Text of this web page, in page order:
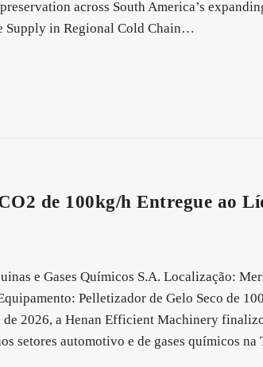
across South America’s
Supply in Regional Cold Chain…
de 100kg/h Entregue ao
e Gases Químicos S.A. Localização:
Pelletizador de Gelo Seco de
de 2026, a Henan Efficient Machinery
setores automotivo e de gases químicos